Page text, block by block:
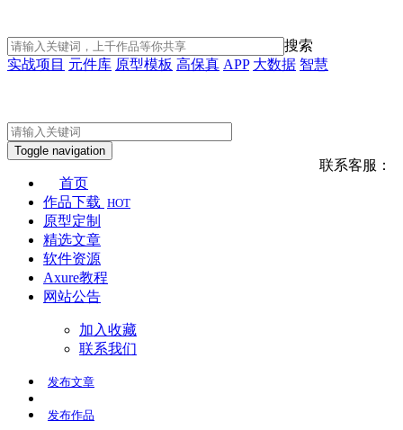
搜索
实战项目 元件库 原型模板 高保真 APP 大数据 智慧
联系客服：
Toggle navigation
首页
作品下载 HOT
原型定制
精选文章
软件资源
Axure教程
网站公告
加入收藏
联系我们
发布文章
发布作品